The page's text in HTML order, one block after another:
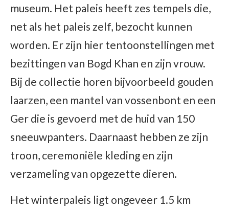
museum. Het paleis heeft zes tempels die,
net als het paleis zelf, bezocht kunnen
worden. Er zijn hier tentoonstellingen met
bezittingen van Bogd Khan en zijn vrouw.
Bij de collectie horen bijvoorbeeld gouden
laarzen, een mantel van vossenbont en een
Ger die is gevoerd met de huid van 150
sneeuwpanters. Daarnaast hebben ze zijn
troon, ceremoniële kleding en zijn
verzameling van opgezette dieren.
Het winterpaleis ligt ongeveer 1.5 km